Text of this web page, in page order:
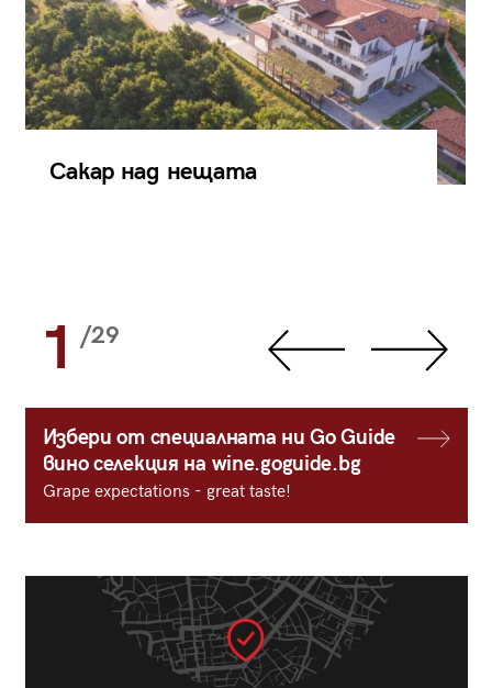
Сакар над нещата
1 /29
Избери от специалната ни Go Guide
вино селекция на wine.goguide.bg
Grape expectations - great taste!